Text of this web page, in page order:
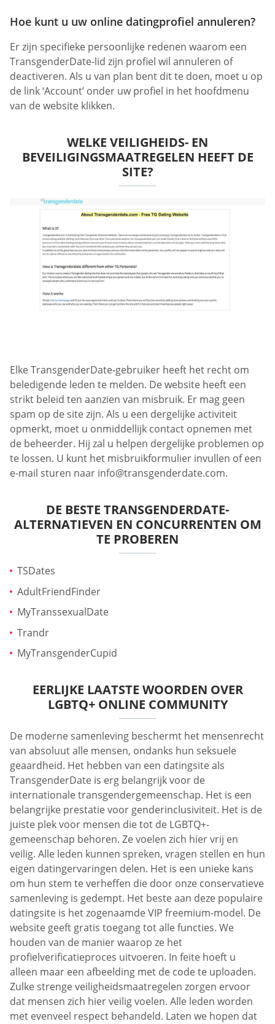
Hoe kunt u uw online datingprofiel annuleren?
Er zijn specifieke persoonlijke redenen waarom een
TransgenderDate-lid zijn profiel wil annuleren of
deactiveren. Als u van plan bent dit te doen, moet u op
de link ‘Account’ onder uw profiel in het hoofdmenu
van de website klikken.
WELKE VEILIGHEIDS- EN
BEVEILIGINGSMAATREGELEN HEEFT DE
SITE?
Elke TransgenderDate-gebruiker heeft het recht om
beledigende leden te melden. De website heeft een
strikt beleid ten aanzien van misbruik. Er mag geen
spam op de site zijn. Als u een dergelijke activiteit
opmerkt, moet u onmiddellijk contact opnemen met
de beheerder. Hij zal u helpen dergelijke problemen op
te lossen. U kunt het misbruikformulier invullen of een
e-mail sturen naar info@transgenderdate.com.
DE BESTE TRANSGENDERDATE-
ALTERNATIEVEN EN CONCURRENTEN OM
TE PROBEREN
TSDates
AdultFriendFinder
MyTranssexualDate
Trandr
MyTransgenderCupid
EERLIJKE LAATSTE WOORDEN OVER
LGBTQ+ ONLINE COMMUNITY
De moderne samenleving beschermt het mensenrecht
van absoluut alle mensen, ondanks hun seksuele
geaardheid. Het hebben van een datingsite als
TransgenderDate is erg belangrijk voor de
internationale transgendergemeenschap. Het is een
belangrijke prestatie voor genderinclusiviteit. Het is de
juiste plek voor mensen die tot de LGBTQ+-
gemeenschap behoren. Ze voelen zich hier vrij en
veilig. Alle leden kunnen spreken, vragen stellen en hun
eigen datingervaringen delen. Het is een unieke kans
om hun stem te verheffen die door onze conservatieve
samenleving is gedempt. Het beste aan deze populaire
datingsite is het zogenaamde VIP freemium-model. De
website geeft gratis toegang tot alle functies. We
houden van de manier waarop ze het
profielverificatieproces uitvoeren. In feite hoeft u
alleen maar een afbeelding met de code te uploaden.
Zulke strenge veiligheidsmaatregelen zorgen ervoor
dat mensen zich hier veilig voelen. Alle leden worden
met evenveel respect behandeld. Laten we hopen dat